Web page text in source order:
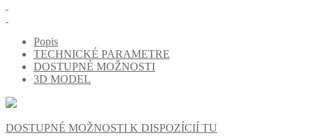
Popis
TECHNICKÉ PARAMETRE
DOSTUPNÉ MOŽNOSTI
3D MODEL
DOSTUPNÉ MOŽNOSTI K DISPOZÍCIÍ TU